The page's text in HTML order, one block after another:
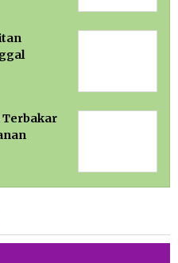
Terbakar